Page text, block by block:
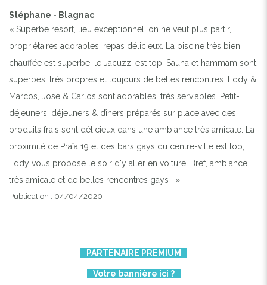
Stéphane - Blagnac
« Superbe resort, lieu exceptionnel, on ne veut plus partir,
propriétaires adorables, repas délicieux. La piscine très bien
chauffée est superbe, le Jacuzzi est top, Sauna et hammam sont
superbes, très propres et toujours de belles rencontres. Eddy &
Marcos, José & Carlos sont adorables, très serviables. Petit-
déjeuners, déjeuners & dîners préparés sur place avec des
produits frais sont délicieux dans une ambiance très amicale. La
proximité de Praîa 19 et des bars gays du centre-ville est top,
Eddy vous propose le soir d'y aller en voiture. Bref, ambiance
très amicale et de belles rencontres gays ! »
Publication : 04/04/2020
PARTENAIRE PREMIUM
Votre bannière ici ?